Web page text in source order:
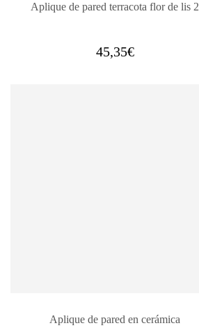
Aplique de pared terracota flor de lis 2
45,35€
Aplique de pared en cerámica